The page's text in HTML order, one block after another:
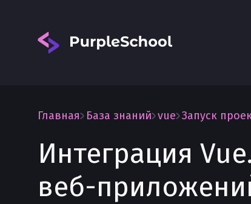
Главная База знаний vue Запуск
Интеграция
веб-